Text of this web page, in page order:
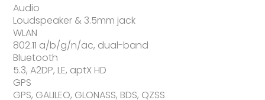
Audio
Loudspeaker & 3.5mm jack
WLAN
802.11 a/b/g/n/ac, dual-band
Bluetooth
5.3, A2DP, LE, aptX HD
GPS
GPS, GALILEO, GLONASS, BDS, QZSS